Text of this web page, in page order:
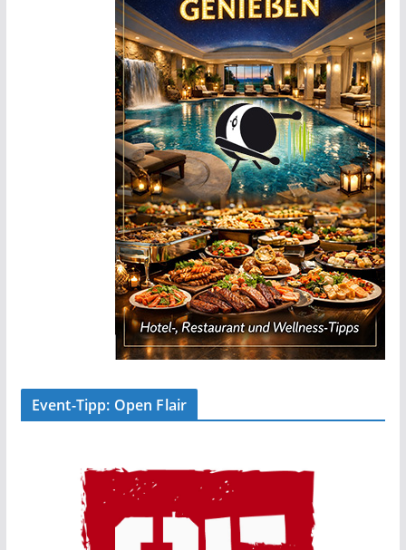
Event-Tipp: Open Flair